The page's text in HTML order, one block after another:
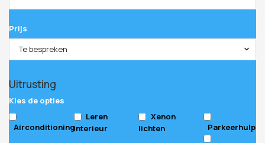
Prijs
Te bespreken
Uitrusting
Kies de opties
Airconditioning
Leren
interieur
Xenon
lichten
Parkeerhulp